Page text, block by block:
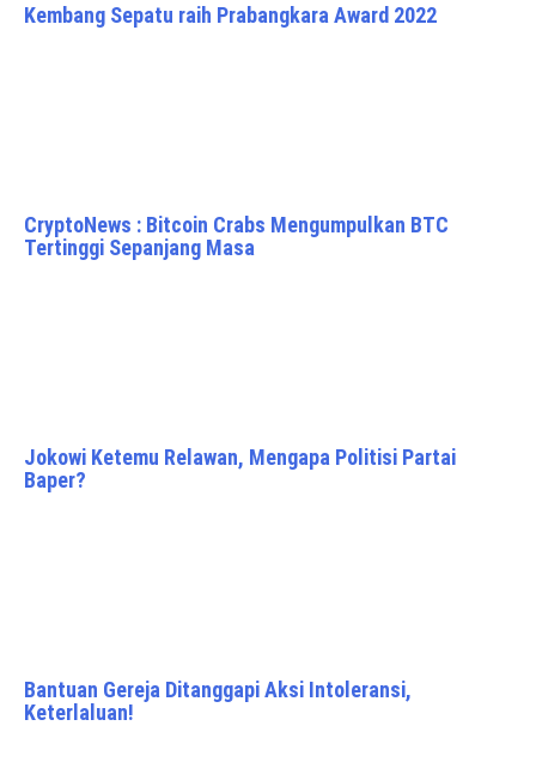
Kembang Sepatu raih Prabangkara Award 2022
CryptoNews : Bitcoin Crabs Mengumpulkan BTC
Tertinggi Sepanjang Masa
Jokowi Ketemu Relawan, Mengapa Politisi Partai
Baper?
Bantuan Gereja Ditanggapi Aksi Intoleransi,
Keterlaluan!